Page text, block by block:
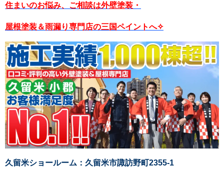
住まいのお悩み、ご相談は外壁塗装・
屋根塗装＆雨漏り専門店の三国ペイントへ✧
久留米ショールーム：久留米市諏訪野町2355-1